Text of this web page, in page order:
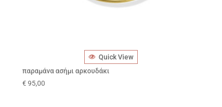
Quick View
παραμάνα ασήμι αρκουδάκι
€ 95,00